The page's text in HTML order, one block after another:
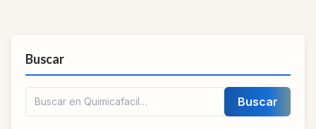
Buscar
Buscar